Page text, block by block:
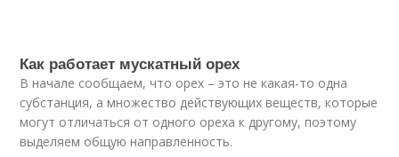
Как работает мускатный орех
В начале сообщаем, что орех – это не какая-то одна
субстанция, а множество действующих веществ, которые
могут отличаться от одного ореха к другому, поэтому
выделяем общую направленность.